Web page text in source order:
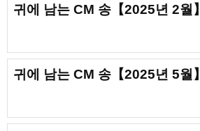
귀에 남는 CM 송【2025년 2월】
귀에 남는 CM 송【2025년 5월】